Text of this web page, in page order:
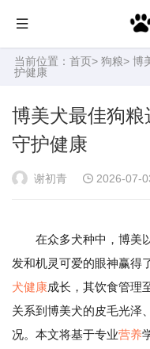
当前位置： 首页> 狗粮> 博
护健康
博美犬最佳狗粮
守护健康
谢初青 2026-07-
在众多犬种中，博美
发和机灵可爱的眼神赢得
犬健康成长，其饮食管理
关系到博美犬的皮毛光泽
况。本文将基于专业营养